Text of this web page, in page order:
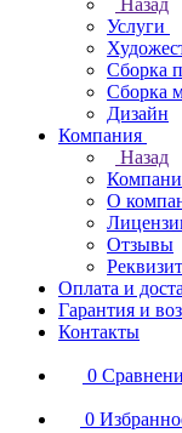
Назад
Услуги
Сборка
Сборка
Дизайн
Компания
Назад
О
Отзывы
Оплата и
Гарантия и
Контакты
0
0